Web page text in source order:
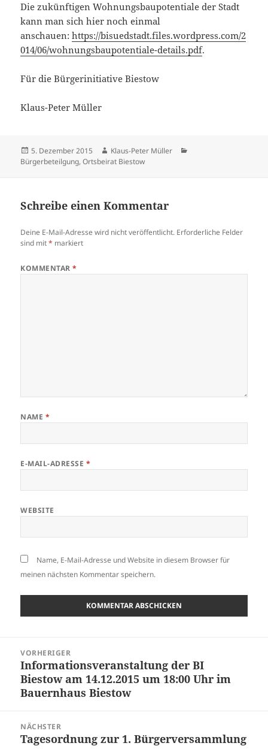
Die zukünftigen Wohnungsbaupotentiale der Stadt
kann man sich hier noch einmal
anschauen:https://bisuedstadt.files.wordpress.com/2
014/06/wohnungsbaupotentiale-details.pdf.
Für die Bürgerinitiative Biestow
Klaus-Peter Müller
Veröffentlicht
am
5. Dezember 2015 Autor
Klaus-Peter Müller
Bürgerbeteilgung,Ortsbeirat Biestow
Schreibe einen Kommentar
Deine E-Mail-Adresse wird nicht veröffentlicht. Erforderliche Felder
sind mit* markiert
KOMMENTAR*
NAME *
E-MAIL-ADRESSE *
WEBSITE
Name, E-Mail-Adresse und Website in diesem Browser für
meinen nächsten Kommentar speichern.
VORHERIGER
Vorheriger
Beitrag:
Informationsveranstaltung der BI
Biestow am 14.12.2015 um 18:00 Uhr im
Bauernhaus Biestow
NÄCHSTER
Nächster
Tagesordnung zur 1. Bürgerversammlung